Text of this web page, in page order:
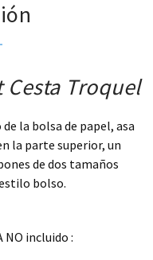
Cesta Troquel
la bolsa de papel, asa
la parte superior, un
de dos tamaños
bolso.
NO incluido :